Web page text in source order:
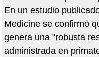
En un estudio
Medicine se confirmó
genera una "robusta
administrada en